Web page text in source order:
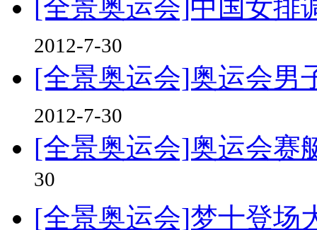
[全景奥运会]中国女排
2012-7-30
[全景奥运会]奥运会男
2012-7-30
[全景奥运会]奥运会赛
30
[全景奥运会]梦十登场